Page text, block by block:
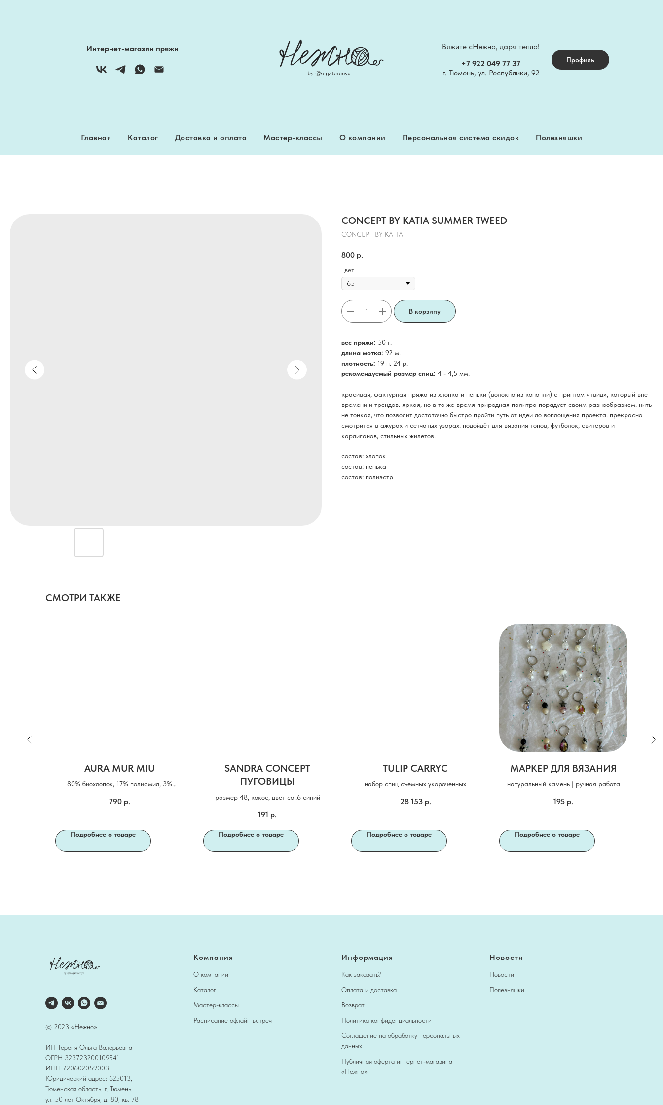
Интернет-магазин пряжи
Вяжите сНежно, даря тепло!
+7 922 049 77 37
г. Тюмень, ул. Республики, 92
Профиль
Главная Каталог Доставка и оплата Мастер-классы О компании Персональная система скидок Полезняшки
Главная Каталог Доставка и оплата Мастер-классы О компании Персональная система скидок Полезняшки
CONCEPT BY KATIA SUMMER TWEED
CONCEPT BY KATIA
800 р.
цвет
В корзину
вес пряжи: 50 г.
длина мотка: 92 м.
плотность: 19 п. 24 р.
рекомендуемый размер спиц: 4 - 4,5 мм.
красивая, фактурная пряжа из хлопка и пеньки (волокно из конопли) с принтом «твид», который вне
времени и трендов. яркая, но в то же время природная палитра порадует своим разнообразием. нить
не тонкая, что позволит достаточно быстро пройти путь от идеи до воплощения проекта. прекрасно
смотрится в ажурах и сетчатых узорах. подойдёт для вязания топов, футболок, свитеров и
кардиганов, стильных жилетов.
состав: хлопок
состав: пенька
состав: полиэстр
СМОТРИ ТАКЖЕ
AURA MUR MIU
80% биохлопок, 17% полиамид, 3%
790 р.
Подробнее о товаре
SANDRA CONCEPT
ПУГОВИЦЫ
размер 48, кокос, цвет col.6 синий
191 р.
Подробнее о товаре
TULIP CARRYC
набор спиц съемных укороченных
28 153 р.
Подробнее о товаре
МАРКЕР ДЛЯ ВЯЗАНИЯ
натуральный камень | ручная работа
195 р.
Подробнее о товаре
© 2023 «Нежно»
ИП Тереня Ольга Валерьевна
ОГРН 323723200109541
ИНН 720602059003
Юридический адрес: 625013,
Тюменская область, г. Тюмень,
ул. 50 лет Октября, д. 80, кв. 78
Компания
О компании
Каталог
Мастер-классы
Расписание офлайн встреч
Информация
Как заказать?
Оплата и доставка
Возврат
Политика конфиденциальности
Соглашение на обработку персональных
данных
Публичная оферта интернет-магазина
«Нежно»
Новости
Новости
Полезняшки